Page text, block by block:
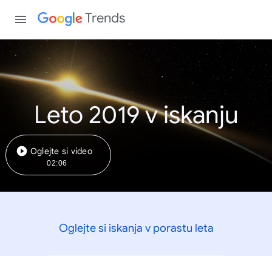
Trends
Leto 2019 v iskanju
Oglejte si video
02:06
Oglejte si iskanja v porastu leta